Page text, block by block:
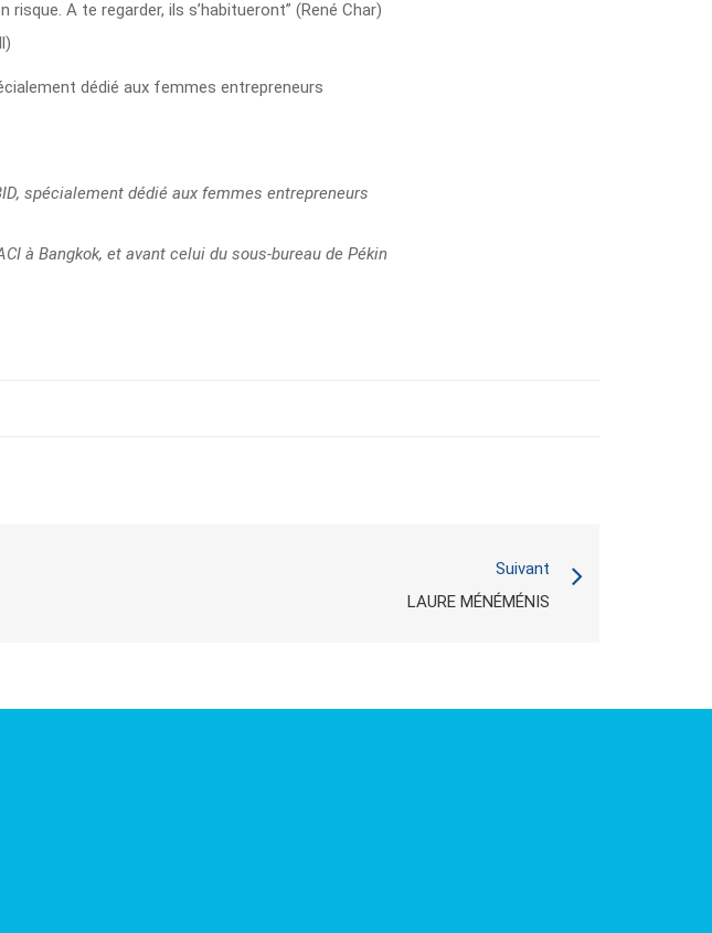
A te regarder, ils s’habitueront” (René Char)
spécialement dédié aux femmes entrepreneurs
à Bangkok, et avant celui du sous-bureau de Pékin
Suivant
LAURE MÉNÉMÉNIS